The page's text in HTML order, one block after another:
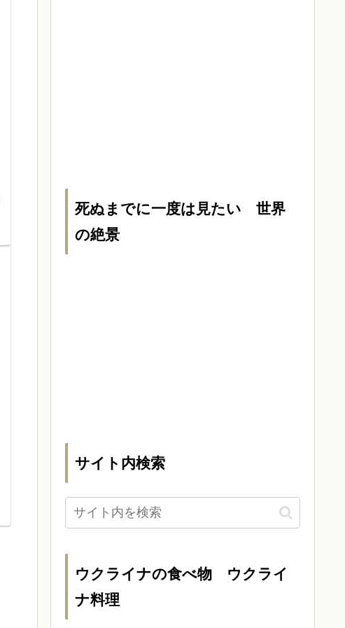
死ぬまでに一度は見たい 世界
の絶景
サイト内検索
ウクライナの食べ物 ウクライ
ナ料理